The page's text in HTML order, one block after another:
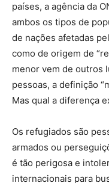
países, a agência da
ambos os tipos de
de nações afetadas
como de origem de
menor vem de outros
pessoas, a definição
Mas qual a diferença
Os refugiados são
armados ou
é tão perigosa e
internacionais para